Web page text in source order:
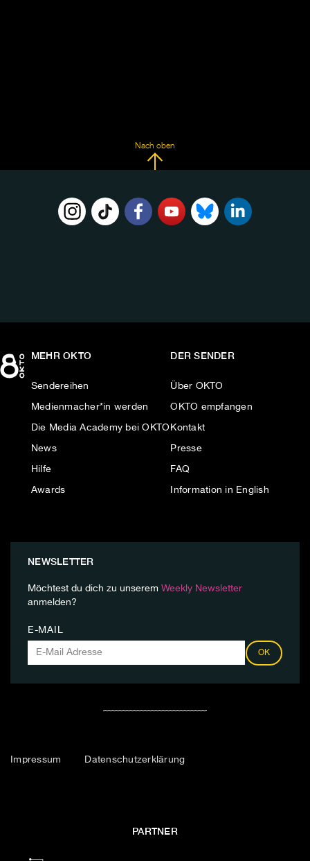
Nach oben
MEHR OKTO
Sendereihen
Medienmacher*in werden
Die Media Academy bei OKTO
News
Hilfe
Awards
DER SENDER
Über OKTO
OKTO empfangen
Kontakt
Presse
FAQ
Information in English
NEWSLETTER
Möchtest du dich zu unserem Weekly Newsletter
anmelden?
E-MAIL
OK
Impressum Datenschutzerklärung
PARTNER